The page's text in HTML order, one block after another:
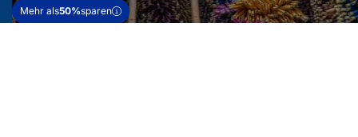
Mehr als50%sparen